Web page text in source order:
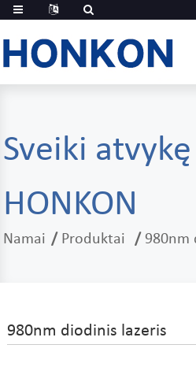
Sveiki
HONKON
Namai Produktai 980nm
980nm diodinis lazeris